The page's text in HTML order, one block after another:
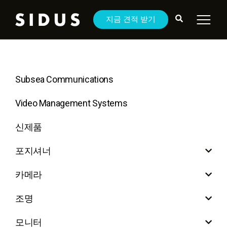
지금 견적 받기
Subsea Communications
Video Management Systems
신제품
포지셔너
카메라
조명
모니터